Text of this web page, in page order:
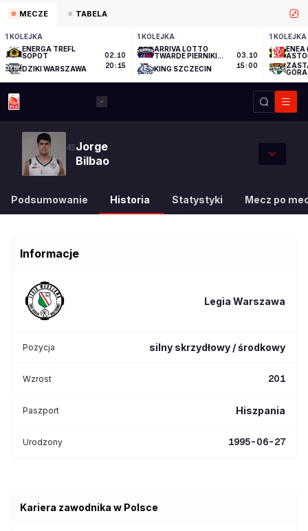
MECZE TABELA
1 KOLEJKA
ENERGA TREFL
SOPOT
DZIKI WARSZAWA
02.10
20:15
1 KOLEJKA
ARRIVA LOTTO
TWARDE PIERNIKI
KING SZCZECIN
03.10
15:00
1 KOLEJKA
ENEA
GÓRA
45Jorge
Bilbao
Podsumowanie Historia Statystyki Mecz po
Informacje
Legia Warszawa
Pozycja silny skrzydłowy / środkowy
Wzrost 201
Paszport Hiszpania
Urodzony 1995-06-27
Kariera zawodnika w Polsce